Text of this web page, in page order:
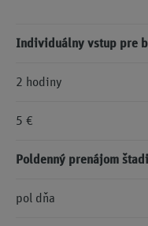
Individuálny vstup pre
2 hodiny
5 €
Poldenný prenájom
pol dňa